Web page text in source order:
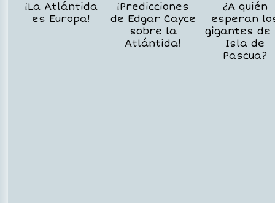
¡La Atlántida
es Europa!
¡Predicciones
de Edgar Cayce
sobre la
Atlántida!
¿A quién
esperan
gigantes de
Isla de
Pascua?